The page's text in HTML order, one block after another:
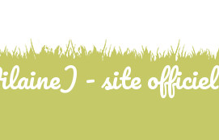
- site officiel